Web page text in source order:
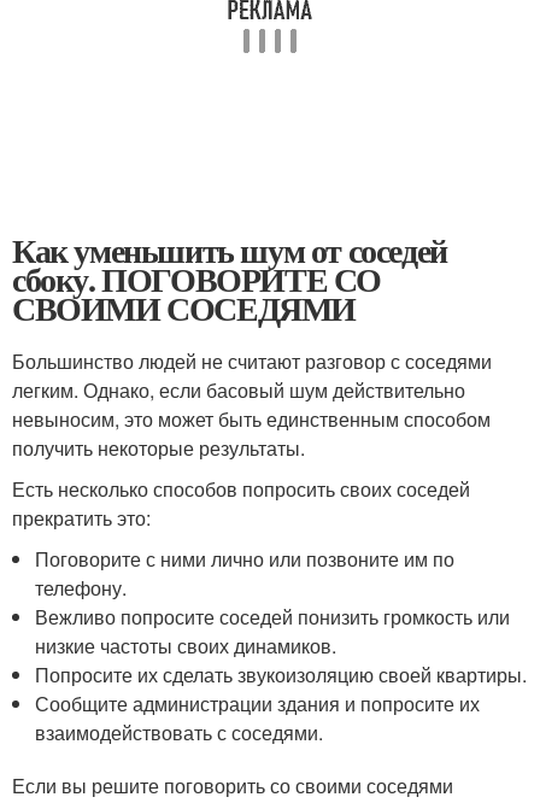
Как уменьшить шум от соседей
сбоку. ПОГОВОРИТЕ СО
СВОИМИ СОСЕДЯМИ
Большинство людей не считают разговор с соседями
легким. Однако, если басовый шум действительно
невыносим, это может быть единственным способом
получить некоторые результаты.
Есть несколько способов попросить своих соседей
прекратить это:
Поговорите с ними лично или позвоните им по
телефону.
Вежливо попросите соседей понизить громкость или
низкие частоты своих динамиков.
Попросите их сделать звукоизоляцию своей квартиры.
Сообщите администрации здания и попросите их
взаимодействовать с соседями.
Если вы решите поговорить со своими соседями